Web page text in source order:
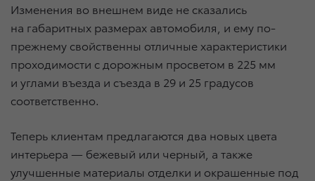
Изменения во внешнем виде не сказались
на габаритных размерах автомобиля, и ему по-
прежнему свойственны отличные характеристики
проходимости c дорожным просветом в 225 мм
и углами въезда и съезда в 29 и 25 градусов
соответственно.
Теперь клиентам предлагаются два новых цвета
интерьера — бежевый или черный, а также
улучшенные материалы отделки и окрашенные под